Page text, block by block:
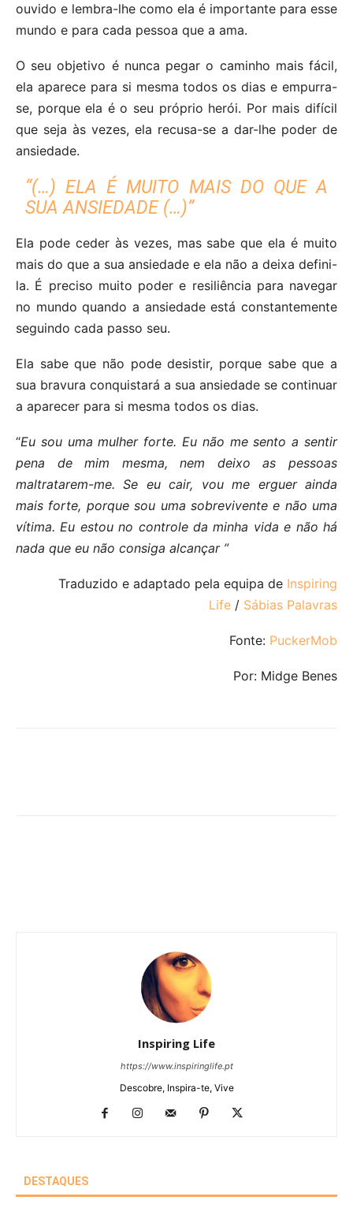
ouvido e lembra-lhe como ela é importante para esse
mundo e para cada pessoa que a ama.
O seu objetivo é nunca pegar o caminho mais fácil,
ela aparece para si mesma todos os dias e empurra-
se, porque ela é o seu próprio herói. Por mais difícil
que seja às vezes, ela recusa-se a dar-lhe poder de
ansiedade.
“(…) ELA É MUITO MAIS DO QUE A
SUA ANSIEDADE (…)”
Ela pode ceder às vezes, mas sabe que ela é muito
mais do que a sua ansiedade e ela não a deixa defini-
la. É preciso muito poder e resiliência para navegar
no mundo quando a ansiedade está constantemente
seguindo cada passo seu.
Ela sabe que não pode desistir, porque sabe que a
sua bravura conquistará a sua ansiedade se continuar
a aparecer para si mesma todos os dias.
“Eu sou uma mulher forte. Eu não me sento a sentir
pena de mim mesma, nem deixo as pessoas
maltratarem-me. Se eu cair, vou me erguer ainda
mais forte, porque sou uma sobrevivente e não uma
vítima. Eu estou no controle da minha vida e não há
nada que eu não consiga alcançar ”
Traduzido e adaptado pela equipa de Inspiring
Life / Sábias Palavras
Fonte: PuckerMob
Por: Midge Benes
Inspiring Life
https://www.inspiringlife.pt
Descobre, Inspira-te, Vive
DESTAQUES